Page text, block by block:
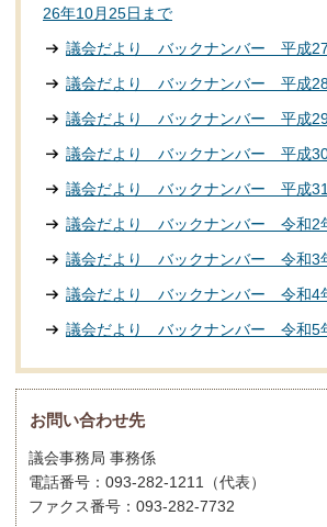
26年10月25日まで
議会だより バックナンバー 平成
議会だより バックナンバー 平成
議会だより バックナンバー 平成
議会だより バックナンバー 平成
議会だより バックナンバー 平成
議会だより バックナンバー 令和2
議会だより バックナンバー 令和3
議会だより バックナンバー 令和4
議会だより バックナンバー 令和5
お問い合わせ先
議会事務局 事務係
電話番号：093-282-1211（代表）
ファクス番号：093-282-7732